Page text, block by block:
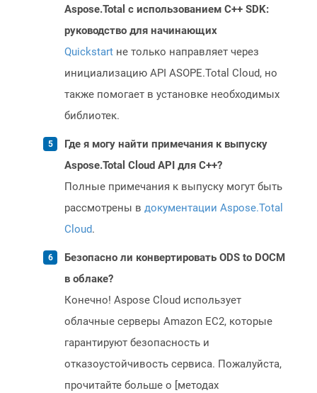
Aspose.Total с использованием C++ SDK:
руководство для начинающих
Quickstart не только направляет через
инициализацию API ASOPE.Total Cloud, но
также помогает в установке необходимых
библиотек.
Где я могу найти примечания к выпуску
Aspose.Total Cloud API для C++?
Полные примечания к выпуску могут быть
рассмотрены в документации Aspose.Total
Cloud.
Безопасно ли конвертировать ODS to DOCM
в облаке?
Конечно! Aspose Cloud использует
облачные серверы Amazon EC2, которые
гарантируют безопасность и
отказоустойчивость сервиса. Пожалуйста,
прочитайте больше о [методах